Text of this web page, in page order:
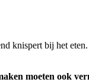
knispert bij het eten.
moeten ook